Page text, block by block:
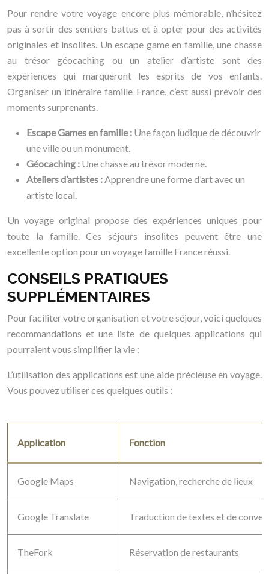
Pour rendre votre voyage encore plus mémorable, n’hésitez
pas à sortir des sentiers battus et à opter pour des activités
originales et insolites. Un escape game en famille, une chasse
au trésor géocaching ou un atelier d’artiste sont des
expériences qui marqueront les esprits de vos enfants.
Organiser un itinéraire famille France, c’est aussi prévoir des
moments surprenants.
Escape Games en famille : Une façon ludique de découvrir
une ville ou un monument.
Géocaching : Une chasse au trésor moderne.
Ateliers d’artistes :Apprendre une forme d’art avec un
artiste local.
Un voyage original propose des expériences uniques pour
toute la famille. Ces séjours insolites peuvent être une
excellente option pour un voyage famille France réussi.
CONSEILS PRATIQUES
SUPPLÉMENTAIRES
Pour faciliter votre organisation et votre séjour, voici quelques
recommandations et une liste de quelques applications qui
pourraient vous simplifier la vie :
L’utilisation des applications est une aide précieuse en voyage.
Vous pouvez utiliser ces quelques outils :
Application Fonction
Google Maps Navigation, recherche de lieux
Google Translate Traduction de textes et de
TheFork Réservation de restaurants